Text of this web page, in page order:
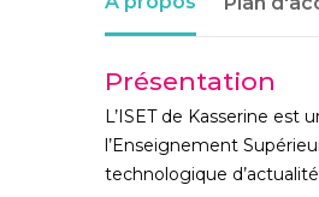
Présentation
L’ISET de Kasserine
l’Enseignement
technologique